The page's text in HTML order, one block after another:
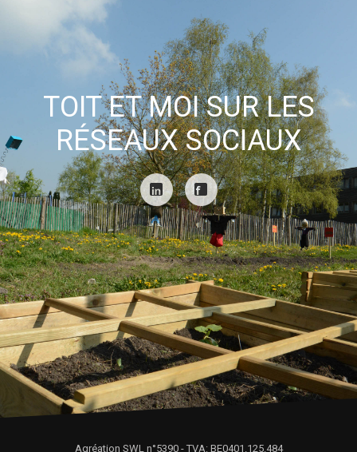
TOIT ET MOI SUR LES
RÉSEAUX SOCIAUX
Agréation SWL n°5390 - TVA: BE0401.125.484